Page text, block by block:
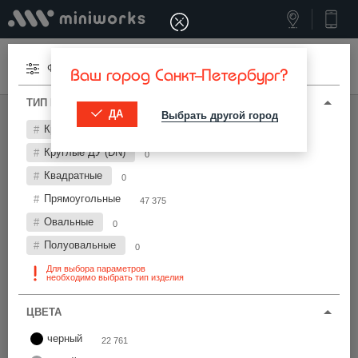
Меню Ваш город Санкт-Петербург?
ДА Выбрать другой город
МИНИВОРКС ПРО /ЗАГЛУШКИ ДЛЯ ТРУБ
Найти
Фильтры
ТИП И ПАРАМЕТРЫ
Круглые
Круглые ДУ (DN) 0
Квадратные 0
Прямоугольные 47 375
Овальные 0
Полуовальные 0
Для выбора параметров
необходимо выбрать тип изделия
ЦВЕТА
черный 22 761